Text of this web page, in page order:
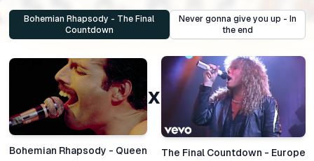
Bohemian Rhapsody - The Final
Countdown
Never gonna give you up - In
the end
Bohemian Rhapsody - Queen
x
The Final Countdown - Europe